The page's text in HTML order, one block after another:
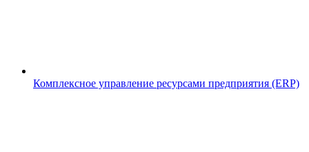
Комплексное управление ресурсами предприятия (ERP)